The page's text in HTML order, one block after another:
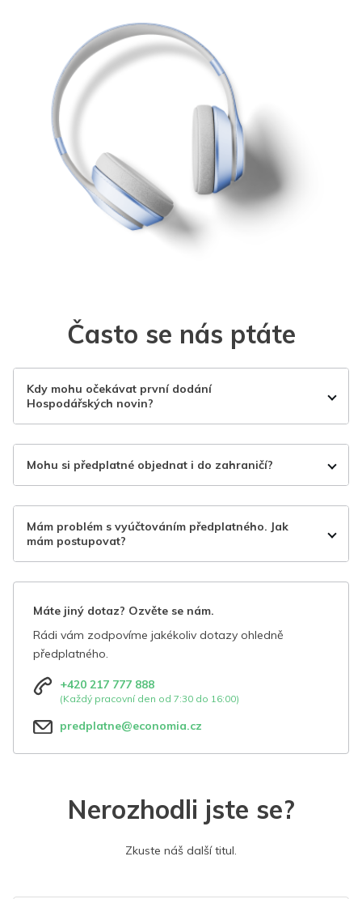
Často se nás ptáte
Kdy mohu očekávat první dodání
Hospodářských novin?
Mohu si předplatné objednat i do zahraničí?
Mám problém s vyúčtováním předplatného. Jak
mám postupovat?
Máte jiný dotaz? Ozvěte se nám.
Rádi vám zodpovíme jakékoliv dotazy ohledně
předplatného.
+420 217 777 888
(Každý pracovní den od 7:30 do 16:00)
predplatne@economia.cz
Nerozhodli jste se?
Zkuste náš další titul.